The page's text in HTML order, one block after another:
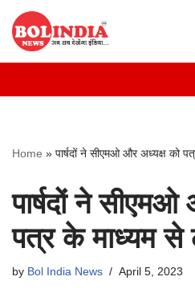
Skip
to
Home » पार्षदों ने सीएमओ और अध्यक्ष को
पार्षदों ने
पत्र के माध्यम से
by Bol India News April 5, 2023
Get 30% off your first